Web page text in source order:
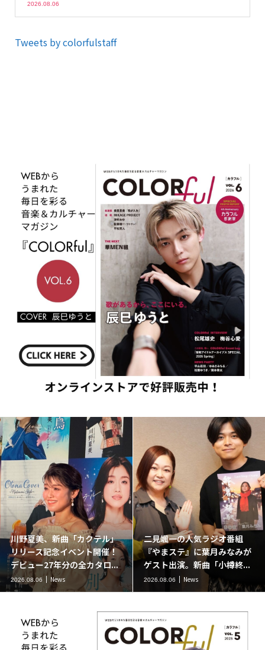
2026.08.06
Tweets by colorfulstaff
川野夏美、新曲「カクテル」
リリース記念イベント開催！
デビュー27年分の全カタロ...
2026.08.06 News
二見颯一の人気ラジオ番組
『やまステ』に葉月みなみが
ゲスト出演。新曲「小樽終...
2026.08.06 News